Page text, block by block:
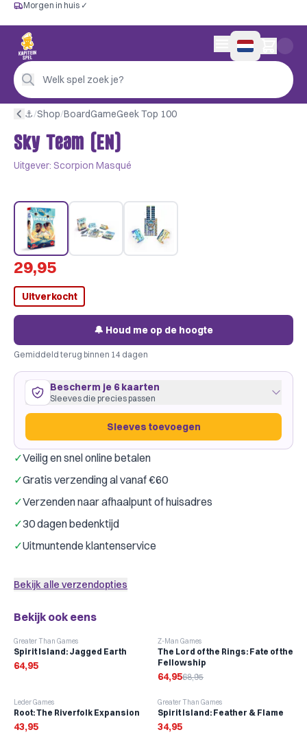
Gratis vanaf €60
Morgen in huis ✓
Persoonlijk advies
4,9/5 —
Morgen in huis ✓
Welk spel zoek je?
0 artikelen in
⚓︎/Shop/BoardGameGeek Top 100
Sky Team (EN)
Uitgever: Scorpion Masqué
29,95
Uitverkocht
🔔 Houd me op de hoogte
Gemiddeld terug binnen 14 dagen
Bescherm je 6 kaarten
Sleeves die precies passen
Sleeves toevoegen
6 kaarten
past precies·GameGenic Green
Merk: Gamegenic Dragon Shield
✓Veilig en snel online betalen
✓Gratis verzending al vanaf €60
✓Verzenden naar afhaalpunt of huisadres
✓30 dagen bedenktijd
✓Uitmuntende klantenservice
Bekijk alle verzendopties
Bekijk ook eens
Greater Than Games
Spirit Island: Jagged Earth
64,95
-6%
Z-Man Games
The Lord of the Rings: Fate of the
Fellowship
64,9568,95
Leder Games
Root: The Riverfolk Expansion
43,95
Greater Than Games
Spirit Island: Feather & Flame
34,95